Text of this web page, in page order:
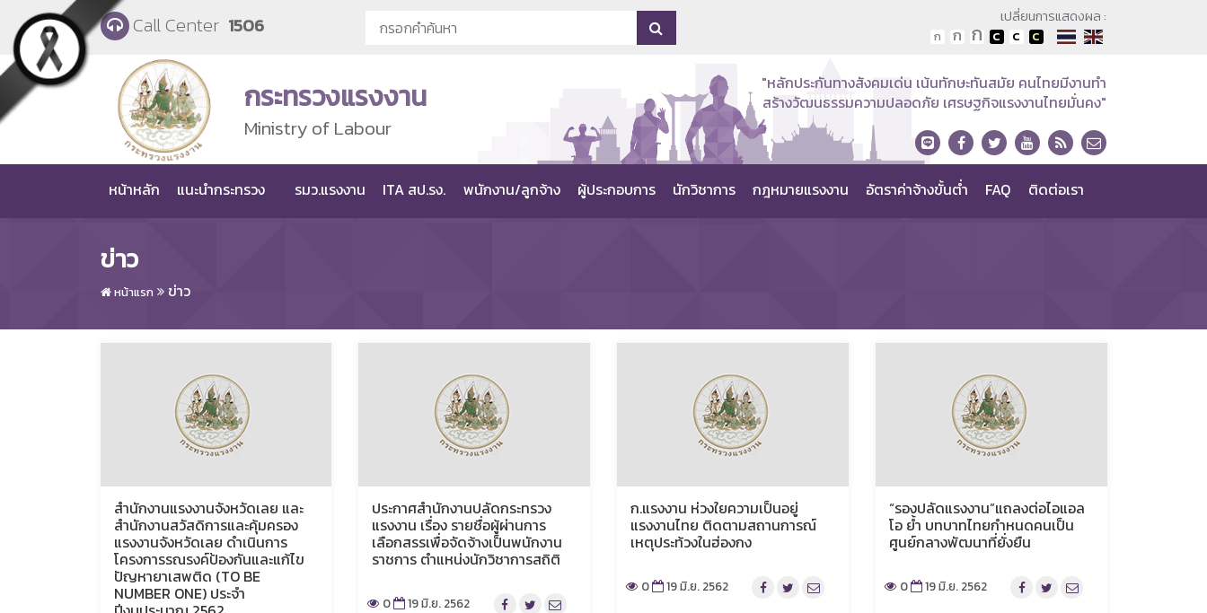
Skip to main content
Call Center 1506 เปลี่ยนการแสดงผล :
กระทรวงแรงงาน
Ministry of Labour
"หลักประกันทางสังคมเด่น เน้นทักษะทันสมัย คนไทยมีงานทำ
สร้างวัฒนธรรมความปลอดภัย เศรษฐกิจแรงงานไทยมั่นคง"
หน้าหลัก แนะนำกระทรวง รมว.แรงงาน ITA สป.รง. พนักงาน/ลูกจ้าง ผู้ประกอบการ นักวิชาการ กฎหมายแรงงาน อัตราค่าจ้างขั้นต่ำ FAQ ติดต่อเรา
ข่าว
หน้าแรก ข่าว
สำนักงานแรงงานจังหวัดเลย และ
สำนักงานสวัสดิการและคุ้มครอง
แรงงานจังหวัดเลย ดำเนินการ
โครงการรณรงค์ป้องกันและแก้ไข
ปัญหายาเสพติด (TO BE
NUMBER ONE) ประจำ
ประกาศสำนักงานปลัดกระทรวง
แรงงาน เรื่อง รายชื่อผู้ผ่านการ
เลือกสรรเพื่อจัดจ้างเป็นพนักงาน
ราชการ ตำแหน่งนักวิชาการสถิติ
0 19 มิ.ย. 2562
ก.แรงงาน ห่วงใยความเป็นอยู่
แรงงานไทย ติดตามสถานการณ์
เหตุประท้วงในฮ่องกง
0 19 มิ.ย. 2562
“รองปลัดแรงงาน”แถลงต่อไอแอล
โอ ย้ำ บทบาทไทยกำหนดคนเป็น
ศูนย์กลางพัฒนาที่ยั่งยืน
0 19 มิ.ย. 2562